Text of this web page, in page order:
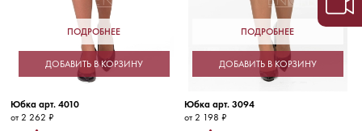
ПОДРОБНЕЕ
ДОБАВИТЬ В КОРЗИНУ
Юбка арт. 4010
от 2 262 ₽
ПОДРОБНЕЕ
ДОБАВИТЬ В КОРЗИНУ
Юбка арт. 3094
от 2 198 ₽